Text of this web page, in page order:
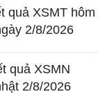
quả XSMT hôm
2/8/2026
quả XSMN
2/8/2026